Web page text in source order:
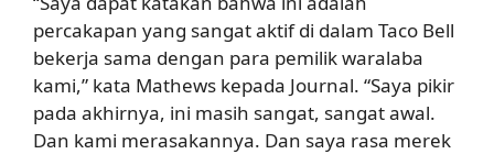
percakapan yang sangat aktif di dalam Taco Bell
bekerja sama dengan para pemilik waralaba
kami,” kata Mathews kepada Journal. “Saya pikir
pada akhirnya, ini masih sangat, sangat awal.
Dan kami merasakannya. Dan saya rasa merek